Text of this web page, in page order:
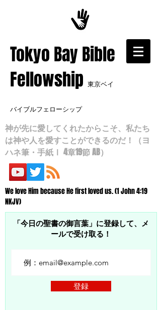
​Tokyo Bay Bible
Fellowship 東京ベイ
バイブルフェローシップ
神が先に愛してくれたからこそ、私たち
は神や人を愛すことができるのだ！（ヨ
ハネ筆・手紙Ⅰ 4章19節 AB）
We love Him because He first loved us. (1 John 4:19
NKJV)
「今日の聖書の御言葉」に登録して、メ
ールで受け取る！
登録